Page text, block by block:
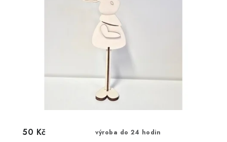
výroba do 24 hodin
50 Kč